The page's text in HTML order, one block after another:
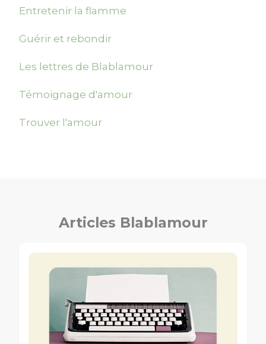
Entretenir la flamme
Guérir et rebondir
Les lettres de Blablamour
Témoignage d'amour
Trouver l'amour
Articles Blablamour